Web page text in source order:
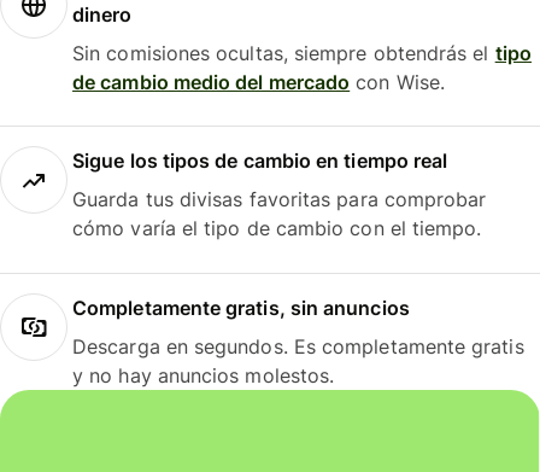
dinero
Sin comisiones ocultas, siempre obtendrás el tipo
de cambio medio del mercado con Wise.
Sigue los tipos de cambio en tiempo real
Guarda tus divisas favoritas para comprobar
cómo varía el tipo de cambio con el tiempo.
Completamente gratis, sin anuncios
Descarga en segundos. Es completamente gratis
y no hay anuncios molestos.